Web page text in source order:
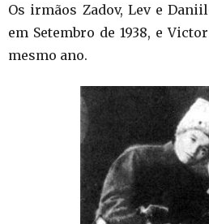
Os irmãos Zadov, Lev e
em Setembro de 1938, e
mesmo ano.